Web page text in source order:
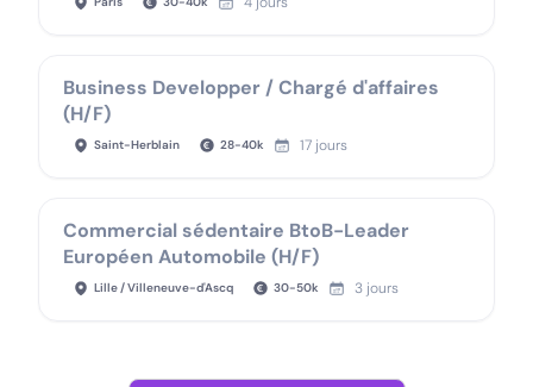
Business Developper / Chargé d'affaires
(H/F)
Saint-Herblain 28-40k 17 jours
Commercial sédentaire BtoB-Leader
Européen Automobile (H/F)
Lille / Villeneuve-d'Ascq 30-50k 3 jours